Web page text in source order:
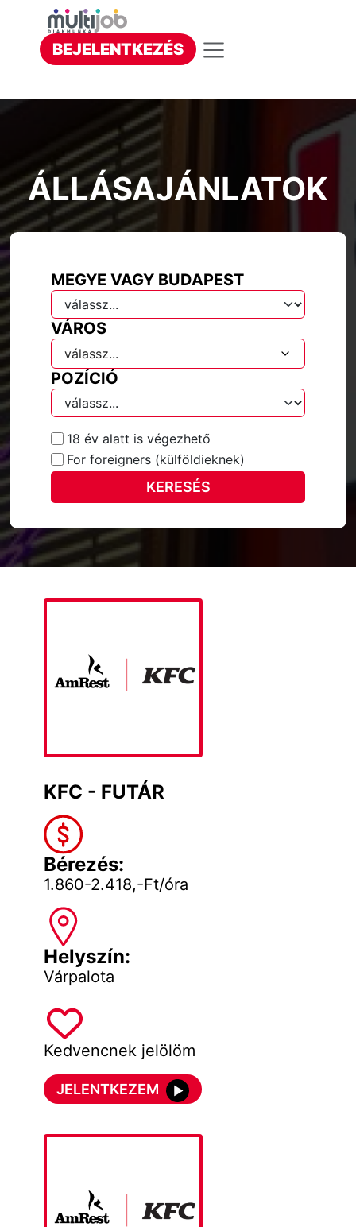
BEJELENTKEZÉS
ÁLLÁSAJÁNLATOK
MEGYE VAGY BUDAPEST
VÁROS
válassz...
POZÍCIÓ
18 év alatt is végezhető
For foreigners (külföldieknek)
KERESÉS
KFC - FUTÁR
Bérezés:
1.860-2.418,-Ft/óra
Helyszín:
Várpalota
Kedvencnek jelölöm
JELENTKEZEM